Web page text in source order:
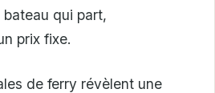
qui part,
prix fixe.
de ferry révèlent une